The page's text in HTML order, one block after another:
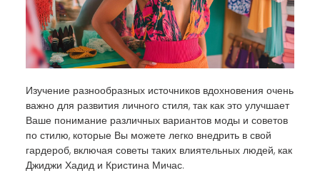
Изучение разнообразных источников вдохновения очень
важно для развития личного стиля, так как это улучшает
Ваше понимание различных вариантов моды и советов
по стилю, которые Вы можете легко внедрить в свой
гардероб, включая советы таких влиятельных людей, как
Джиджи Хадид и Кристина Мичас.